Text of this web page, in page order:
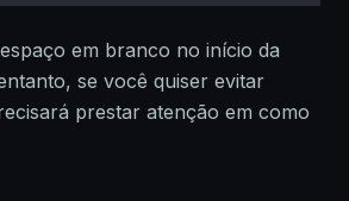
em branco no início da
se você quiser evitar
prestar atenção em como